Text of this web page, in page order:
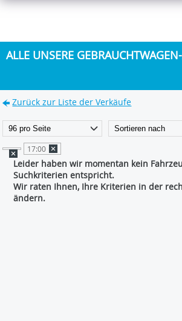
ALLE UNSERE
Zurück zur Liste der Verkäufe
17:00
Leider haben wir momentan kein
Suchkriterien entspricht.
Wir raten Ihnen, Ihre Kriterien in der
ändern.